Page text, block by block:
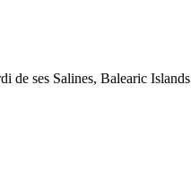
de ses Salines, Balearic Islands